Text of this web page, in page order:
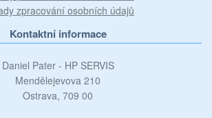
zpracování osobních údajů
Kontaktní informace
Daniel Pater - HP SERVIS
Mendělejevova 210
Ostrava, 709 00